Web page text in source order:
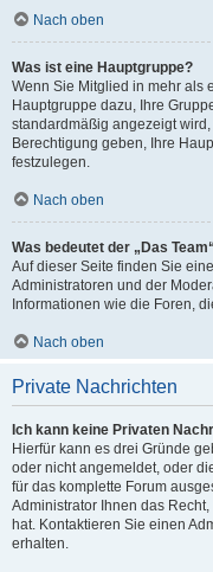
Nach oben
Was ist eine Hauptgruppe?
Wenn Sie Mitglied in mehr als
Hauptgruppe dazu, Ihre
standardmäßig angezeigt
Berechtigung geben, Ihre
festzulegen.
Nach oben
Was bedeutet der „Das
Auf dieser Seite finden Sie
Administratoren und der
Informationen wie die Foren,
Nach oben
Private Nachrichten
Ich kann keine Privaten
Hierfür kann es drei Gründe
oder nicht angemeldet, oder
für das komplette Forum
Administrator Ihnen das
hat. Kontaktieren Sie einen
erhalten.